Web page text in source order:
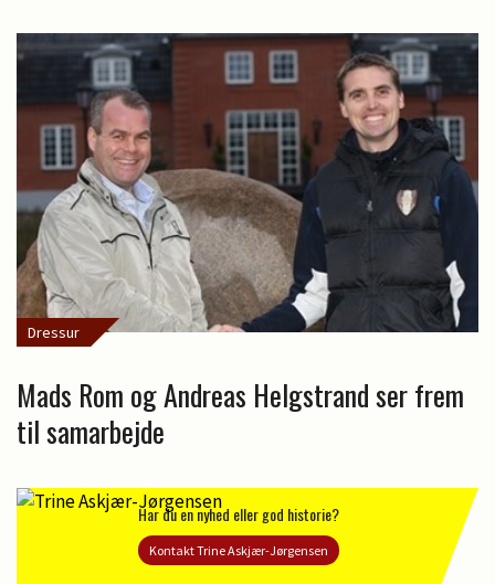
Dressur
Mads Rom og Andreas Helgstrand ser frem
til samarbejde
Har du en nyhed eller god historie?
Kontakt Trine Askjær-Jørgensen